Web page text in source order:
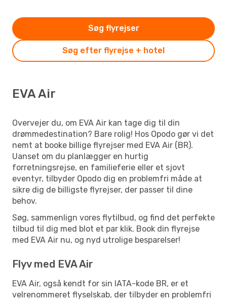
Søg efter flyrejse + hotel
Søg flyrejser
EVA Air
Overvejer du, om EVA Air kan tage dig til din
drømmedestination? Bare rolig! Hos Opodo gør vi det
nemt at booke billige flyrejser med EVA Air (BR).
Uanset om du planlægger en hurtig
forretningsrejse, en familieferie eller et sjovt
eventyr, tilbyder Opodo dig en problemfri måde at
sikre dig de billigste flyrejser, der passer til dine
behov.
Søg, sammenlign vores flytilbud, og find det perfekte
tilbud til dig med blot et par klik. Book din flyrejse
med EVA Air nu, og nyd utrolige besparelser!
Flyv med EVA Air
EVA Air, også kendt for sin IATA-kode BR, er et
velrenommeret flyselskab, der tilbyder en problemfri